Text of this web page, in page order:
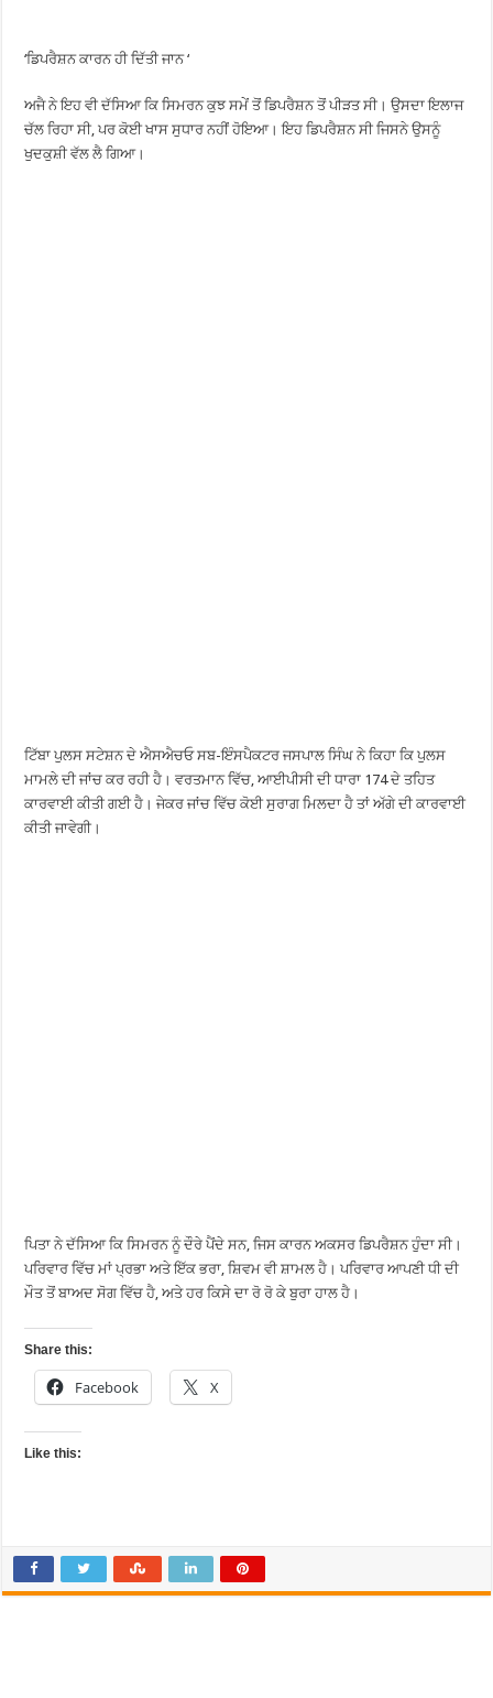
‘ਡਿਪਰੈਸ਼ਨ ਕਾਰਨ ਹੀ ਦਿੱਤੀ ਜਾਨ ‘
ਅਜੈ ਨੇ ਇਹ ਵੀ ਦੱਸਿਆ ਕਿ ਸਿਮਰਨ ਕੁਝ ਸਮੇਂ ਤੋਂ ਡਿਪਰੈਸ਼ਨ ਤੋਂ ਪੀੜਤ ਸੀ। ਉਸਦਾ ਇਲਾਜ
ਚੱਲ ਰਿਹਾ ਸੀ, ਪਰ ਕੋਈ ਖਾਸ ਸੁਧਾਰ ਨਹੀਂ ਹੋਇਆ। ਇਹ ਡਿਪਰੈਸ਼ਨ ਸੀ ਜਿਸਨੇ ਉਸਨੂੰ
ਖੁਦਕੁਸ਼ੀ ਵੱਲ ਲੈ ਗਿਆ।
ਟਿੱਬਾ ਪੁਲਸ ਸਟੇਸ਼ਨ ਦੇ ਐਸਐਚਓ ਸਬ-ਇੰਸਪੈਕਟਰ ਜਸਪਾਲ ਸਿੰਘ ਨੇ ਕਿਹਾ ਕਿ ਪੁਲਸ
ਮਾਮਲੇ ਦੀ ਜਾਂਚ ਕਰ ਰਹੀ ਹੈ। ਵਰਤਮਾਨ ਵਿੱਚ, ਆਈਪੀਸੀ ਦੀ ਧਾਰਾ 174 ਦੇ ਤਹਿਤ
ਕਾਰਵਾਈ ਕੀਤੀ ਗਈ ਹੈ। ਜੇਕਰ ਜਾਂਚ ਵਿੱਚ ਕੋਈ ਸੁਰਾਗ ਮਿਲਦਾ ਹੈ ਤਾਂ ਅੱਗੇ ਦੀ ਕਾਰਵਾਈ
ਕੀਤੀ ਜਾਵੇਗੀ।
ਪਿਤਾ ਨੇ ਦੱਸਿਆ ਕਿ ਸਿਮਰਨ ਨੂੰ ਦੌਰੇ ਪੈਂਦੇ ਸਨ, ਜਿਸ ਕਾਰਨ ਅਕਸਰ ਡਿਪਰੈਸ਼ਨ ਹੁੰਦਾ ਸੀ।
ਪਰਿਵਾਰ ਵਿੱਚ ਮਾਂ ਪ੍ਰਭਾ ਅਤੇ ਇੱਕ ਭਰਾ, ਸ਼ਿਵਮ ਵੀ ਸ਼ਾਮਲ ਹੈ। ਪਰਿਵਾਰ ਆਪਣੀ ਧੀ ਦੀ
ਮੌਤ ਤੋਂ ਬਾਅਦ ਸੋਗ ਵਿੱਚ ਹੈ, ਅਤੇ ਹਰ ਕਿਸੇ ਦਾ ਰੋ ਰੋ ਕੇ ਬੁਰਾ ਹਾਲ ਹੈ।
Share this:
Facebook X
Like this: